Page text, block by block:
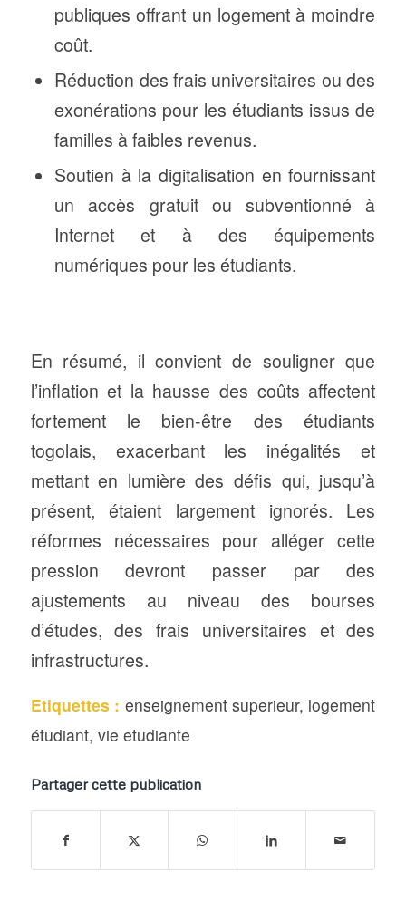
publiques offrant un logement à moindre
coût.
Réduction des frais universitaires ou des
exonérations pour les étudiants issus de
familles à faibles revenus.
Soutien à la digitalisation en fournissant
un accès gratuit ou subventionné à
Internet et à des équipements
numériques pour les étudiants.
En résumé, il convient de souligner que
l’inflation et la hausse des coûts affectent
fortement le bien-être des étudiants
togolais, exacerbant les inégalités et
mettant en lumière des défis qui, jusqu’à
présent, étaient largement ignorés. Les
réformes nécessaires pour alléger cette
pression devront passer par des
ajustements au niveau des bourses
d’études, des frais universitaires et des
infrastructures.
Etiquettes : enseignement superieur, logement
étudiant, vie etudiante
Partager cette publication